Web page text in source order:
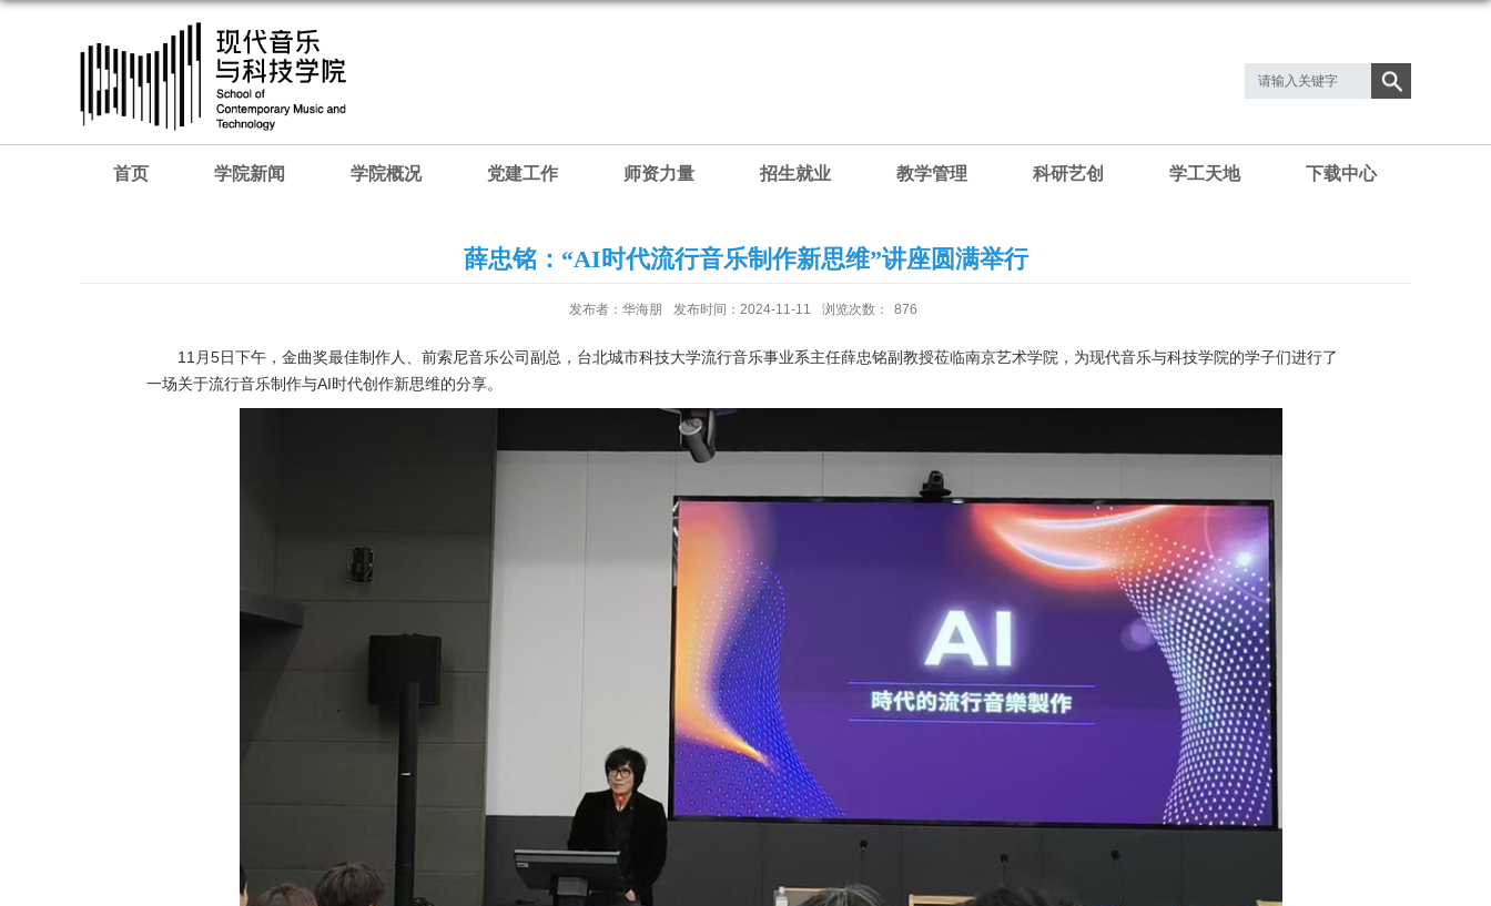
首页 学院新闻 学院概况 党建工作 师资力量 招生就业 教学管理 科研艺创 学工天地 下载中心
薛忠铭：“AI时代流行音乐制作新思维”讲座圆满举行
发布者：华海朋 发布时间：2024-11-11 浏览次数： 876
11月5日下午，金曲奖最佳制作人、前索尼音乐公司副总，台北城市科技大学流行音乐事业系主任薛忠铭副教授莅临南京艺术学院，为现代音乐与科技学院的学子们进行了
一场关于流行音乐制作与AI时代创作新思维的分享。